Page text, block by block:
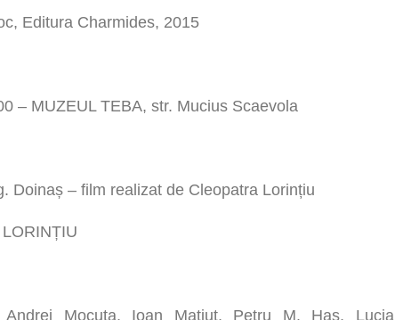
Editura Charmides, 2015
– MUZEUL TEBA, str. Mucius Scaevola
Doinaș – film realizat de Cleopatra Lorințiu
Andrei Mocuța, Ioan Matiuț, Petru M. Haș, Lucia